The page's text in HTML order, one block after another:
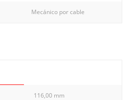
Mecánico por cable
116,00 mm